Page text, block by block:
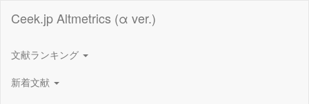
Ceek.jp Altmetrics (α ver.)
文献ランキング
新着文献